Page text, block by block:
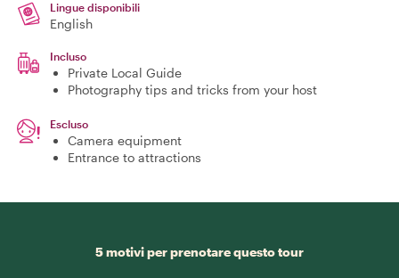
Lingue disponibili
English
Incluso
Private Local Guide
Photography tips and tricks from your host
Escluso
Camera equipment
Entrance to attractions
5 motivi per prenotare questo tour